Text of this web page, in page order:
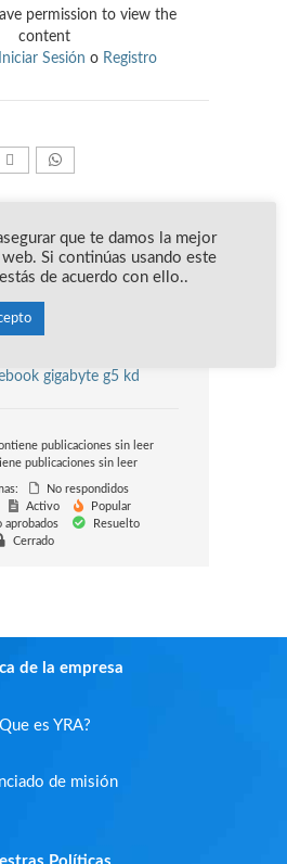
permission to view the
content
Iniciar Sesión o Registro
del foro
gigabyte g5 kd
publicaciones sin leer
publicaciones sin leer
No respondidos
Activo
Popular
aprobados
Resuelto
Cerrado
de la empresa
Que es YRA?
de misión
que te damos la mejor
Si continúas usando este
de acuerdo con ello..